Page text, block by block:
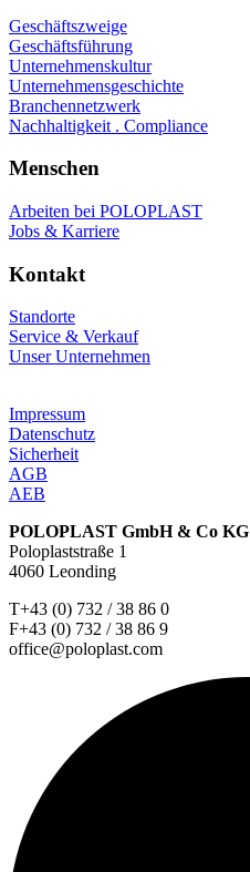
Geschäftszweige
Geschäftsführung
Unternehmenskultur
Unternehmensgeschichte
Branchennetzwerk
Nachhaltigkeit . Compliance
Menschen
Arbeiten bei POLOPLAST
Jobs & Karriere
Kontakt
Standorte
Service & Verkauf
Unser Unternehmen
Impressum
Datenschutz
Sicherheit
AGB
AEB
POLOPLAST GmbH & Co KG
Poloplaststraße 1
4060 Leonding
T+43 (0) 732 / 38 86 0
F+43 (0) 732 / 38 86 9
office@poloplast.com